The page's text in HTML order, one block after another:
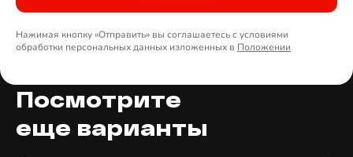
Нажимая кнопку «Отправить» вы соглашаетесь с условиями
обработки персональных данных изложенных в Положении
Посмотрите
еще варианты